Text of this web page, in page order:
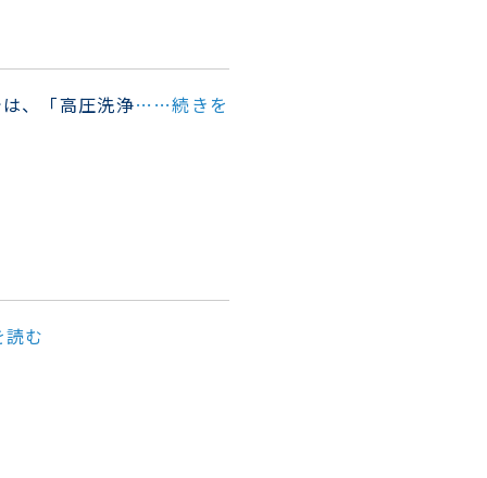
、「高圧洗浄……続きを
む